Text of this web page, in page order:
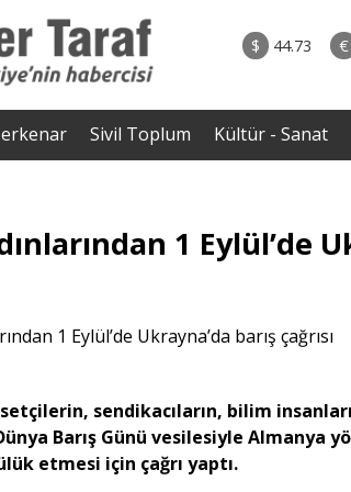
$ 44.73 €
Pakistan ve Suudi Arabistan imzayı attı!
Mekke Anlaşması yürürlüğe girdi
Sivil Toplum Kültür - Sanat
1 Eylül’de
sendikacıların, bilim
Barış Günü vesilesiyle Almanya
etmesi için çağrı yaptı.